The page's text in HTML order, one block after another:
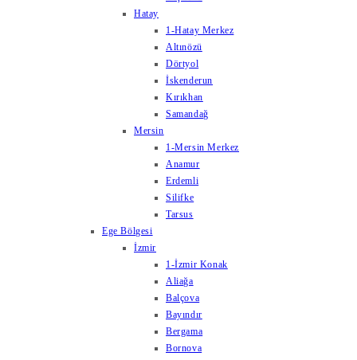
Hatay
1-Hatay Merkez
Altınözü
Dörtyol
İskenderun
Kırıkhan
Samandağ
Mersin
1-Mersin Merkez
Anamur
Erdemli
Silifke
Tarsus
Ege Bölgesi
İzmir
1-İzmir Konak
Aliağa
Balçova
Bayındır
Bergama
Bornova